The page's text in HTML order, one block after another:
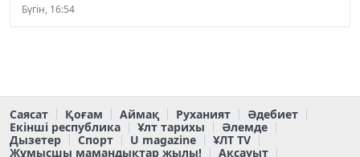
Бүгін, 16:54
Саясат Қоғам Аймақ Руханият
Әдебиет
Екінші республика
Ұлт тарихы
Әлемде
Дызетер
Спорт U magazine
ҰЛТ TV
Жұмысшы мамандықтар жылы!
Ақсауыт